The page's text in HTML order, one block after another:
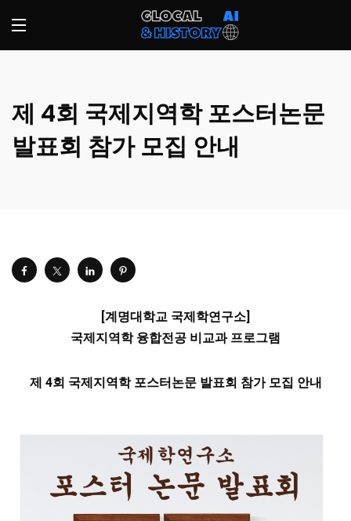
제 4회 국제지역학 포스터논문
발표회 참가 모집 안내
[계명대학교 국제학연구소]
국제지역학 융합전공 비교과 프로그램
제 4회 국제지역학 포스터논문 발표회 참가 모집 안내